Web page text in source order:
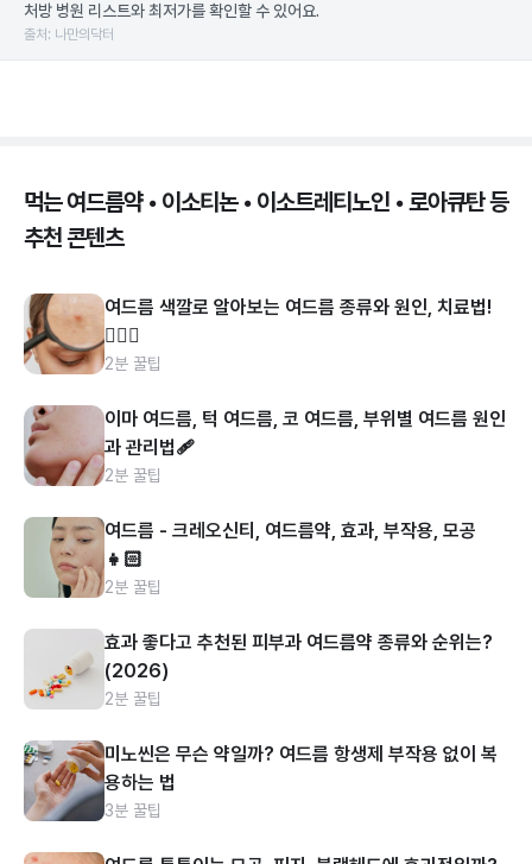
처방 병원 리스트와 최저가를 확인할 수 있어요.
출처: 나만의닥터
먹는 여드름약 • 이소티논 • 이소트레티노인 • 로아큐탄 등
추천 콘텐츠
여드름 색깔로 알아보는 여드름 종류와 원인, 치료법!
👩🏻‍⚕️
2분 꿀팁
이마 여드름, 턱 여드름, 코 여드름, 부위별 여드름 원인
과 관리법🩹
2분 꿀팁
여드름 - 크레오신티, 여드름약, 효과, 부작용, 모공
👧🏻
2분 꿀팁
효과 좋다고 추천된 피부과 여드름약 종류와 순위는?
(2026)
2분 꿀팁
미노씬은 무슨 약일까? 여드름 항생제 부작용 없이 복
용하는 법
3분 꿀팁